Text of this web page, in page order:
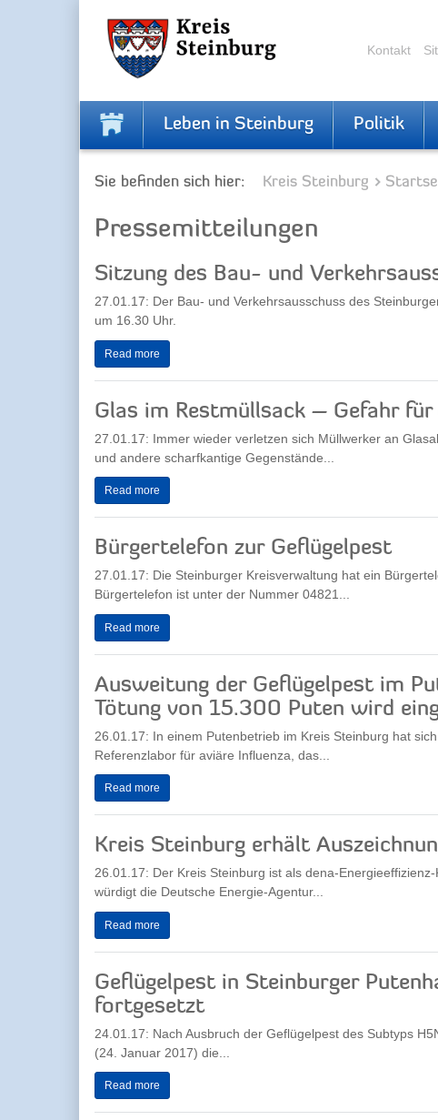
Kontakt
Leben in Steinburg Politik
Sie befinden sich hier: Kreis Steinburg
Pressemitteilungen
Sitzung des Bau- und
27.01.17: Der Bau- und Verkehrsausschuss des
um 16.30 Uhr.
Read more
Glas im Restmüllsack – Gefahr
27.01.17: Immer wieder verletzen sich Müllwerker an
und andere scharfkantige Gegenstände...
Read more
Bürgertelefon zur Geflügelpest
27.01.17: Die Steinburger Kreisverwaltung hat ein
Bürgertelefon ist unter der Nummer 04821...
Read more
Ausweitung der Geflügelpest im
Tötung von 15.300 Puten wird
26.01.17: In einem Putenbetrieb im Kreis Steinburg hat
Referenzlabor für aviäre Influenza, das...
Read more
Kreis Steinburg erhält
26.01.17: Der Kreis Steinburg ist als dena-
würdigt die Deutsche Energie-Agentur...
Read more
Geflügelpest in Steinburger
fortgesetzt
24.01.17: Nach Ausbruch der Geflügelpest des Subtyps
(24. Januar 2017) die...
Read more